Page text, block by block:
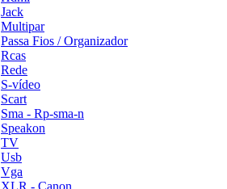
Jack
Multipar
Passa Fios / Organizador
Rcas
Rede
S-vídeo
Scart
Sma - Rp-sma-n
Speakon
TV
Usb
Vga
XLR - Canon